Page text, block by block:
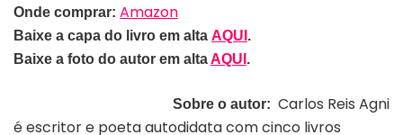
Onde comprar: Amazon
Baixe a capa do livro em alta AQUI .
Baixe a foto do autor em altaAQUI .
Sobre o autor: Carlos Reis Agni
é escritor e poeta autodidata com cinco livros